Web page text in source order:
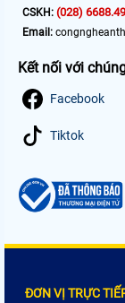
CSKH: (028)
Email:
Kết nối với
Facebook
Tiktok
ĐƠN VỊ TRỰC